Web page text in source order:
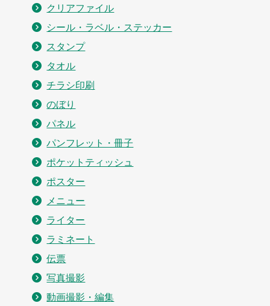
クリアファイル
シール・ラベル・ステッカー
スタンプ
タオル
チラシ印刷
のぼり
パネル
パンフレット・冊子
ポケットティッシュ
ポスター
メニュー
ライター
ラミネート
伝票
写真撮影
動画撮影・編集